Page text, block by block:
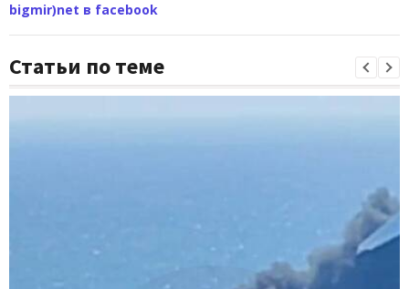
bigmir)net в facebook
Статьи по теме